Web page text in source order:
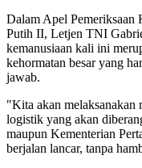
Dalam Apel Pemeriksaan
Putih II, Letjen TNI
kemanusiaan kali ini
kehormatan besar yang
jawab.
"Kita akan melaksanakan
logistik yang akan
maupun Kementerian
berjalan lancar, tanpa